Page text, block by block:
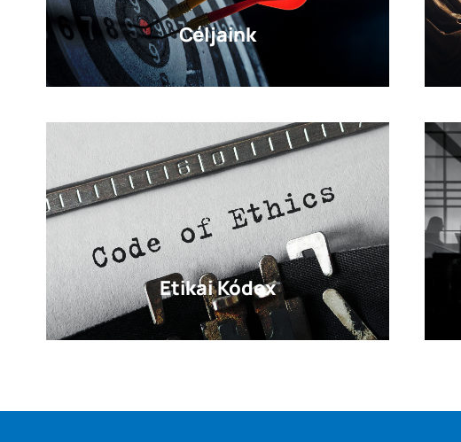
Céljaink
Etikai Kódex